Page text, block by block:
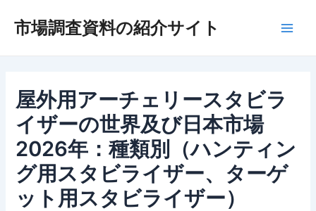
市場調査資料の紹介サイト
屋外用アーチェリースタビラ
イザーの世界及び日本市場
2026年：種類別（ハンティン
グ用スタビライザー、ターゲ
ット用スタビライザー）